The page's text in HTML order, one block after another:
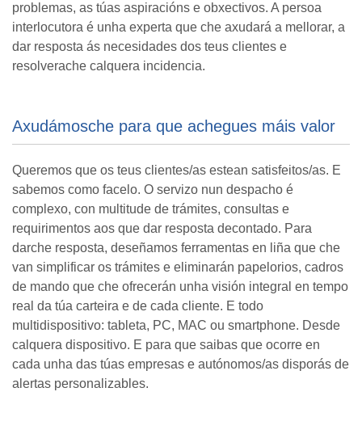
problemas, as túas aspiracións e obxectivos. A persoa
interlocutora é unha experta que che axudará a mellorar, a
dar resposta ás necesidades dos teus clientes e
resolverache calquera incidencia.
Axudámosche para que achegues máis valor
Queremos que os teus clientes/as estean satisfeitos/as. E
sabemos como facelo. O servizo nun despacho é
complexo, con multitude de trámites, consultas e
requirimentos aos que dar resposta decontado. Para
darche resposta, deseñamos ferramentas en liña que che
van simplificar os trámites e eliminarán papelorios, cadros
de mando que che ofrecerán unha visión integral en tempo
real da túa carteira e de cada cliente. E todo
multidispositivo: tableta, PC, MAC ou smartphone. Desde
calquera dispositivo. E para que saibas que ocorre en
cada unha das túas empresas e autónomos/as disporás de
alertas personalizables.